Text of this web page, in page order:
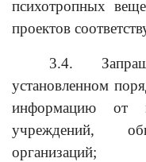
психотропных
проектов
3.4.
установленном
информацию от
учреждений,
организаций;